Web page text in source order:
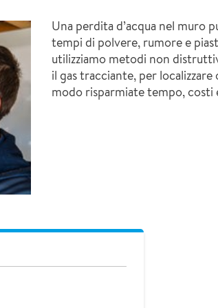
Una perdita d’acqua nel muro
tempi di polvere, rumore e
utilizziamo metodi non
il gas tracciante, per
modo risparmiate tempo, costi